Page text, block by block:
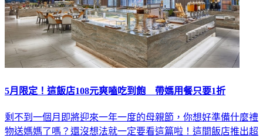
5月限定！這飯店108元爽嗑吃到飽 帶媽用餐只要1折
剩不到一個月即將迎來一年一度的母親節，你想好準備什麼禮
物送媽媽了嗎？還沒想法就一定要看這篇啦！這間飯店推出超